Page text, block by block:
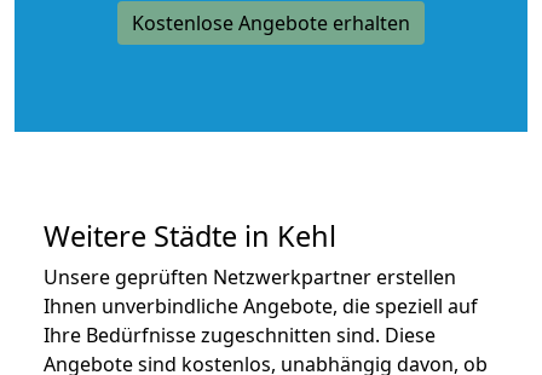
Kostenlose Angebote erhalten
Weitere Städte in Kehl
Unsere geprüften Netzwerkpartner erstellen
Ihnen unverbindliche Angebote, die speziell auf
Ihre Bedürfnisse zugeschnitten sind. Diese
Angebote sind kostenlos, unabhängig davon, ob